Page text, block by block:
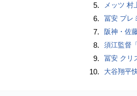
5. メッツ 村
6. 冨安 プレ
7. 阪神・佐藤輝明、恩
8. 須江監督
9. 冨安 クリ
10. 大谷翔平